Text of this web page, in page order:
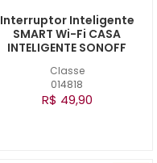
Classe
014818
Interruptor Inteligente
SMART Wi-Fi CASA
INTELIGENTE SONOFF
R$ 49,90